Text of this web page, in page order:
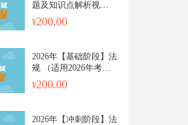
题及知识点解析视频
（在线观看）
200.00
2026年【基础阶段】法
规 （适用2026年考
试，投行云课堂每个视
频上传更新日期都会标
200.00
2026年【冲刺阶段】法